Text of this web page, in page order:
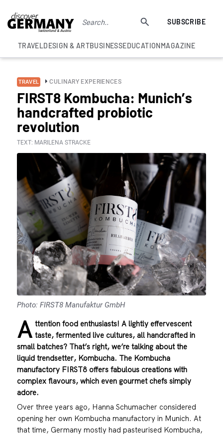
SUBSCRIBE
TRAVELDESIGN & ARTBUSINESSEDUCATIONMAGAZINE
TRAVEL CULINARY EXPERIENCES
FIRST8 Kombucha: Munich’s
handcrafted probiotic
revolution
TEXT: MARILENA STRACKE
Photo: FIRST8 Manufaktur GmbH
A ttention food enthusiasts! A lightly effervescent
taste, fermented live cultures, all handcrafted in
small batches? That’s right, we’re talking about the
liquid trendsetter, Kombucha. The Kombucha
manufactory FIRST8 offers fabulous creations with
complex flavours, which even gourmet chefs simply
adore.
Over three years ago, Hanna Schumacher considered
opening her own Kombucha manufactory in Munich. At
that time, Germany mostly had pasteurised Kombucha,